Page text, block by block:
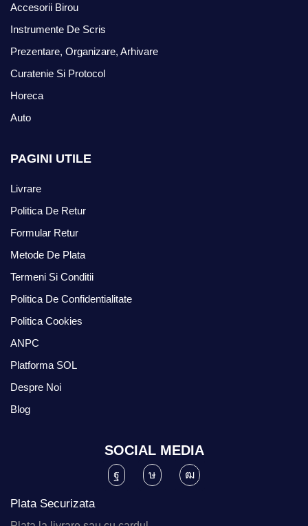
Accesorii Birou
Instrumente De Scris
Prezentare, Organizare, Arhivare
Curatenie Si Protocol
Horeca
Auto
PAGINI UTILE
Livrare
Politica De Retur
Formular Retur
Metode De Plata
Termeni Si Conditii
Politica De Confidentialitate
Politica Cookies
ANPC
Platforma SOL
Despre Noi
Blog
SOCIAL MEDIA
Plata Securizata